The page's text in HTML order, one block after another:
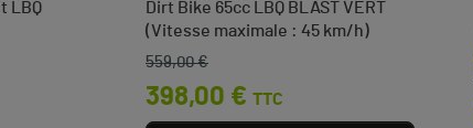
LBQ
Dirt Bike 65cc LBQ BLAST VERT
(Vitesse maximale : 45 km/h)
Prix de base
559,00 €
Prix
398,00 € TTC